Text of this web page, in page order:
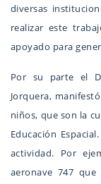
diversas
realizar este
apoyado para
Por su parte el
Jorquera,
niños, que son la
Educación
actividad. Por
aeronave 747